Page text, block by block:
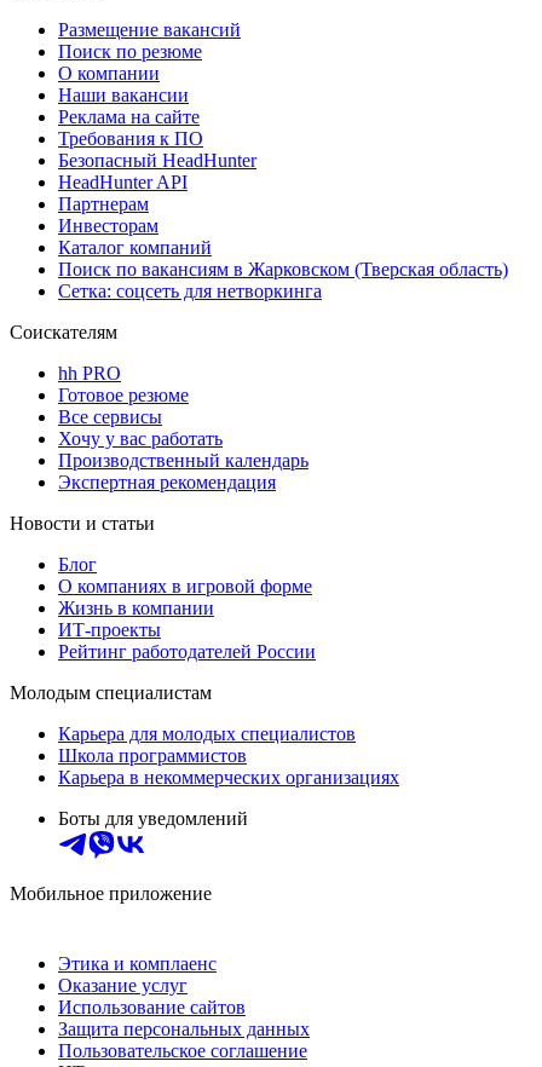
Размещение вакансий
Поиск по резюме
О компании
Наши вакансии
Реклама на сайте
Требования к ПО
Безопасный HeadHunter
HeadHunter API
Партнерам
Инвесторам
Каталог компаний
Поиск по вакансиям в Жарковском (Тверская область)
Сетка: соцсеть для нетворкинга
Соискателям
hh PRO
Готовое резюме
Все сервисы
Хочу у вас работать
Производственный календарь
Экспертная рекомендация
Новости и статьи
Блог
О компаниях в игровой форме
Жизнь в компании
ИТ-проекты
Рейтинг работодателей России
Молодым специалистам
Карьера для молодых специалистов
Школа программистов
Карьера в некоммерческих организациях
Боты для уведомлений
Мобильное приложение
Этика и комплаенс
Оказание услуг
Использование сайтов
Защита персональных данных
Пользовательское соглашение